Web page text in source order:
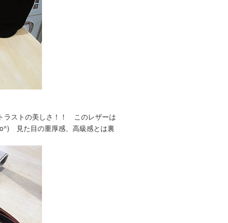
ラストの美しさ！！ このレザーは
見た目の重厚感、高級感とは裏